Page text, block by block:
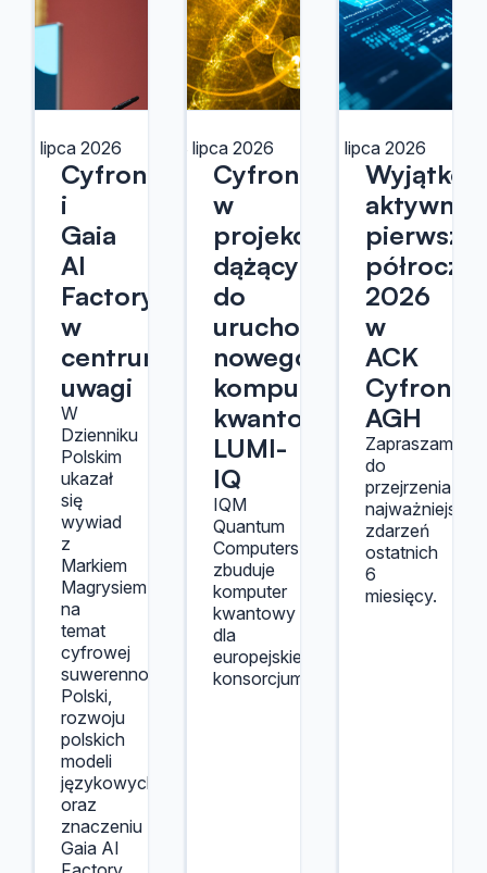
27 lipca 2026
Cyfronet
i
Gaia
AI
Factory
w
centrum
uwagi
W
Dzienniku
Polskim
ukazał
się
wywiad
z
Markiem
Magrysiem
na
temat
cyfrowej
suwerennosci
Polski,
rozwoju
polskich
modeli
językowych
oraz
znaczeniu
Gaia AI
8 lipca 2026
Cyfronet
w
projekcie
dążącym
do
uruchomienia
nowego
komputera
kwantowego
LUMI-
IQ
IQM
Quantum
Computers
zbuduje
komputer
kwantowy
dla
europejskiego
konsorcjum.
7 lipca 2026
aktywne
pierwsze
półrocze
2026
w
ACK
Cyfronet
AGH
Zapraszamy
do
przejrzenia
zdarzeń
ostatnich
6
miesięcy.